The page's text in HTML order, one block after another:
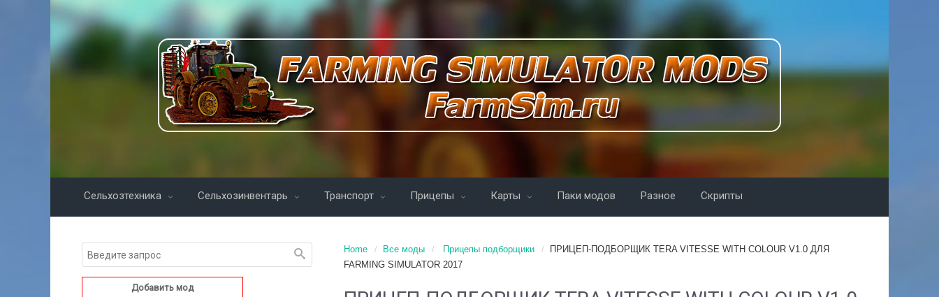
Сельхозтехника Сельхозинвентарь Транспорт Прицепы Карты Паки модов Разное Скрипты
Home Все моды Прицепы подборщики
ПРИЦЕП-ПОДБОРЩИК TERA VITESSE WITH COLOUR V1.0 ДЛЯ
FARMING SIMULATOR 2017
Добавить мод